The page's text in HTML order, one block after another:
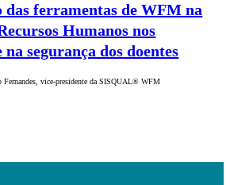
das ferramentas de WFM na
Humanos nos
na segurança dos doentes
Fernandes, vice-presidente da SISQUAL® WFM